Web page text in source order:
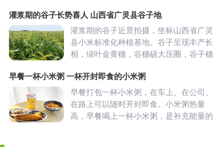
谷子生机勃勃。期待收秋后喝上一碗香醇
可口的东方亮小米粥。
灌浆期的谷子长势喜人 山西省广灵县谷子地
灌浆期的谷子近景拍摄，坐标山西省广灵
县小米标准化种植基地。谷子呈现丰产长
相，绿叶金黄穗，谷穗硕大压圈，谷子穗
谷子也称粟米、粟谷、小米，是北方常见
的杂粮作物。
早餐一杯小米粥 一杯开封即食的小米粥
早餐打包一杯小米粥，在车上、在公司、
在路上可以随时开封即食。小米粥热量
高，早餐喝上一杯小米粥，是补充能量的